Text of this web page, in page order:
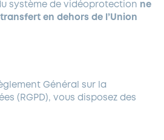
système de vidéoprotection ne
en dehors de l’Union
Général sur la
(RGPD), vous disposez des